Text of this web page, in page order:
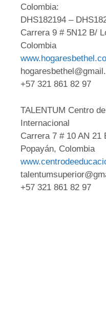
Colombia:
DHS182194 –
Carrera 9 # 5N12 B/
Colombia
+57 321 861 82 97
TALENTUM Centro
Internacional
Carrera 7 # 10 AN 21
Popayán, Colombia
+57 321 861 82 97